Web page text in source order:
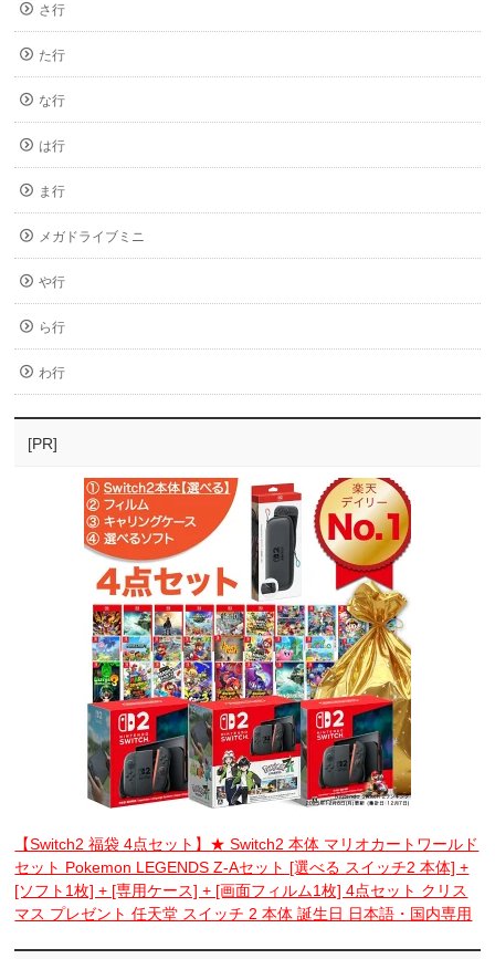
さ行
た行
な行
は行
ま行
メガドライブミニ
や行
ら行
わ行
[PR]
【Switch2 福袋 4点セット】★ Switch2 本体 マリオカートワールド
セット Pokemon LEGENDS Z-Aセット [選べる スイッチ2 本体] +
[ソフト1枚] + [専用ケース] + [画面フィルム1枚] 4点セット クリス
マス プレゼント 任天堂 スイッチ 2 本体 誕生日 日本語・国内専用